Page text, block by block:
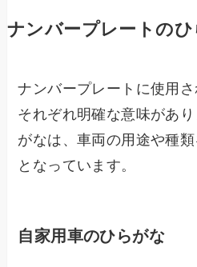
ナンバープレートの
ナンバープレートに使用さ
それぞれ明確な意味があ
がなは、車両の用途や種
となっています。
自家用車のひらがな